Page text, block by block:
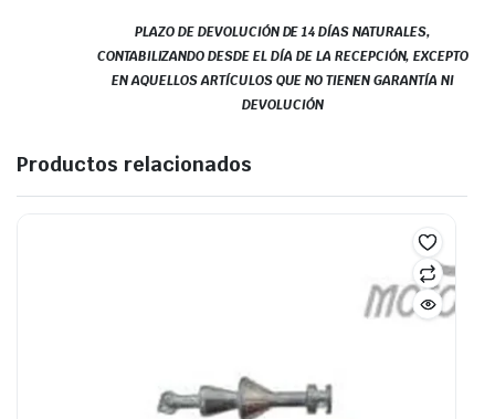
PLAZO DE DEVOLUCIÓN DE 14 DÍAS NATURALES,
CONTABILIZANDO DESDE EL DÍA DE LA RECEPCIÓN, EXCEPTO
EN AQUELLOS ARTÍCULOS QUE NO TIENEN GARANTÍA NI
DEVOLUCIÓN
Productos relacionados